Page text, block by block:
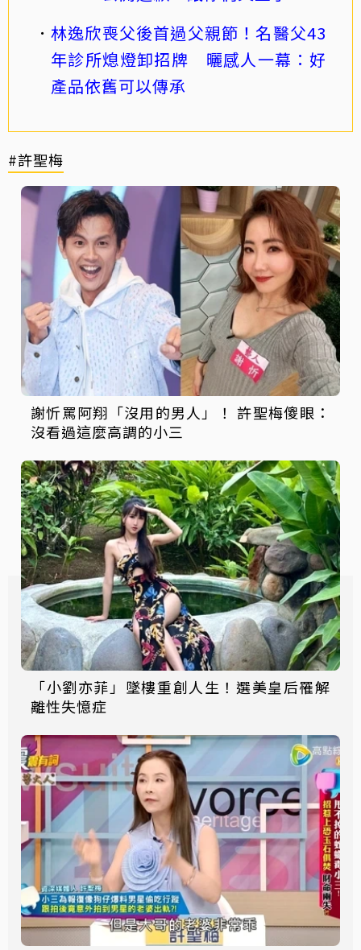
林逸欣喪父後首過父親節！名醫父43
年診所熄燈卸招牌 曬感人一幕：好
產品依舊可以傳承
#許聖梅
謝忻罵阿翔「沒用的男人」！ 許聖梅傻眼：
沒看過這麼高調的小三
「小劉亦菲」墜樓重創人生！選美皇后罹解
離性失憶症